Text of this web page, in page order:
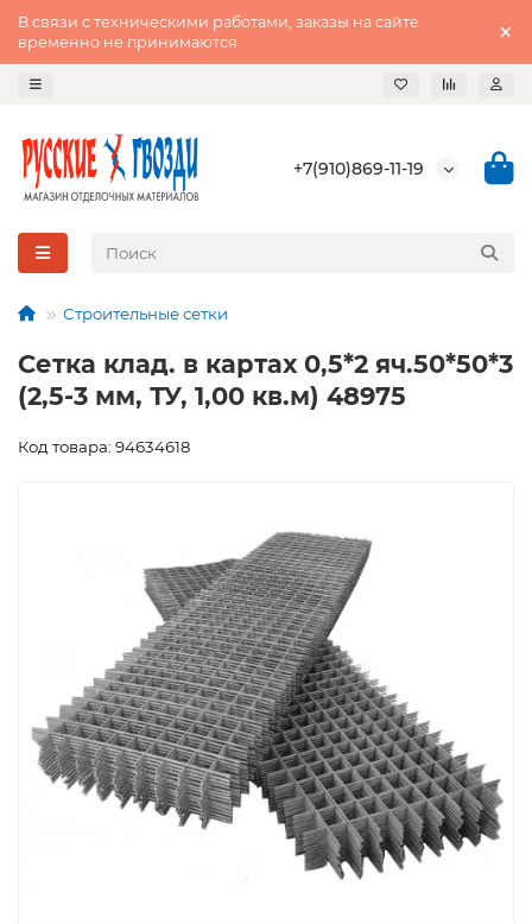
В связи с техническими работами, заказы на сайте
временно не принимаются
+7(910)869-11-19
Строительные сетки
Сетка клад. в картах 0,5*2 яч.50*50*3
(2,5-3 мм, ТУ, 1,00 кв.м) 48975
Код товара: 94634618